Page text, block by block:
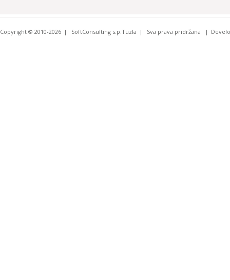
Copyright © 2010-2026 SoftConsulting s.p.Tuzla Sva prava pridržana